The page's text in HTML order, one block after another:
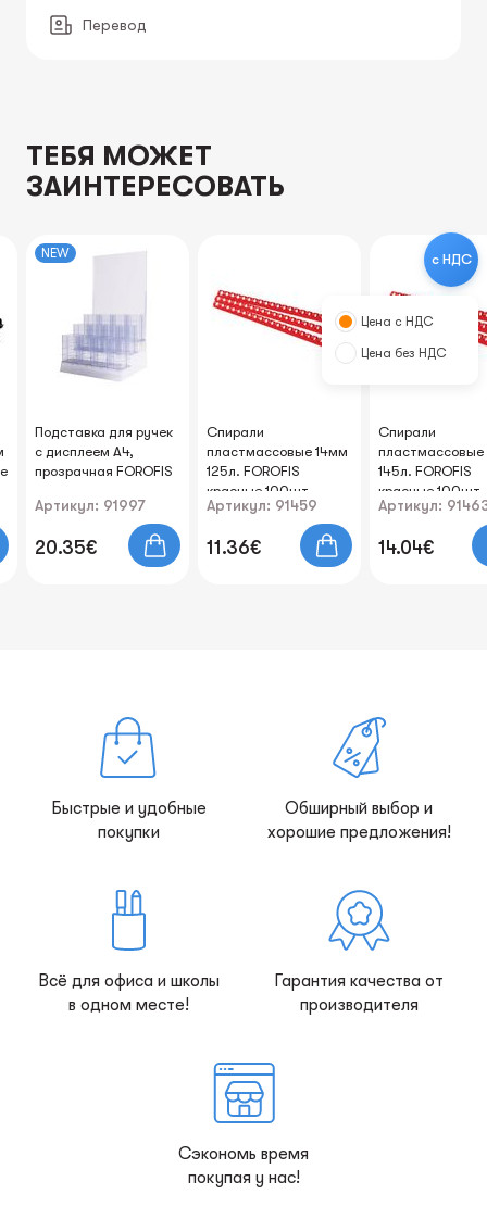
Перевод
ТЕБЯ МОЖЕТ
ЗАИНТЕРЕСОВАТЬ
NEW
Подставка для ручек
с дисплеем А4,
прозрачная FOROFIS
Артикул: 91997
20.35€
Спирали
пластмассовые 14мм
125л. FOROFIS
красные 100шт.
Артикул: 91459
11.36€
Спирали
пластмассовые
145л. FOROFIS
красные 100шт.
Артикул:
14.04€
с НДС
Цена с НДС
Цена без НДС
Быстрые и удобные
покупки
Обширный выбор и
хорошие предложения!
Всё для офиса и школы
в одном месте!
Гарантия качества от
производителя
Сэкономь время
покупая у нас!